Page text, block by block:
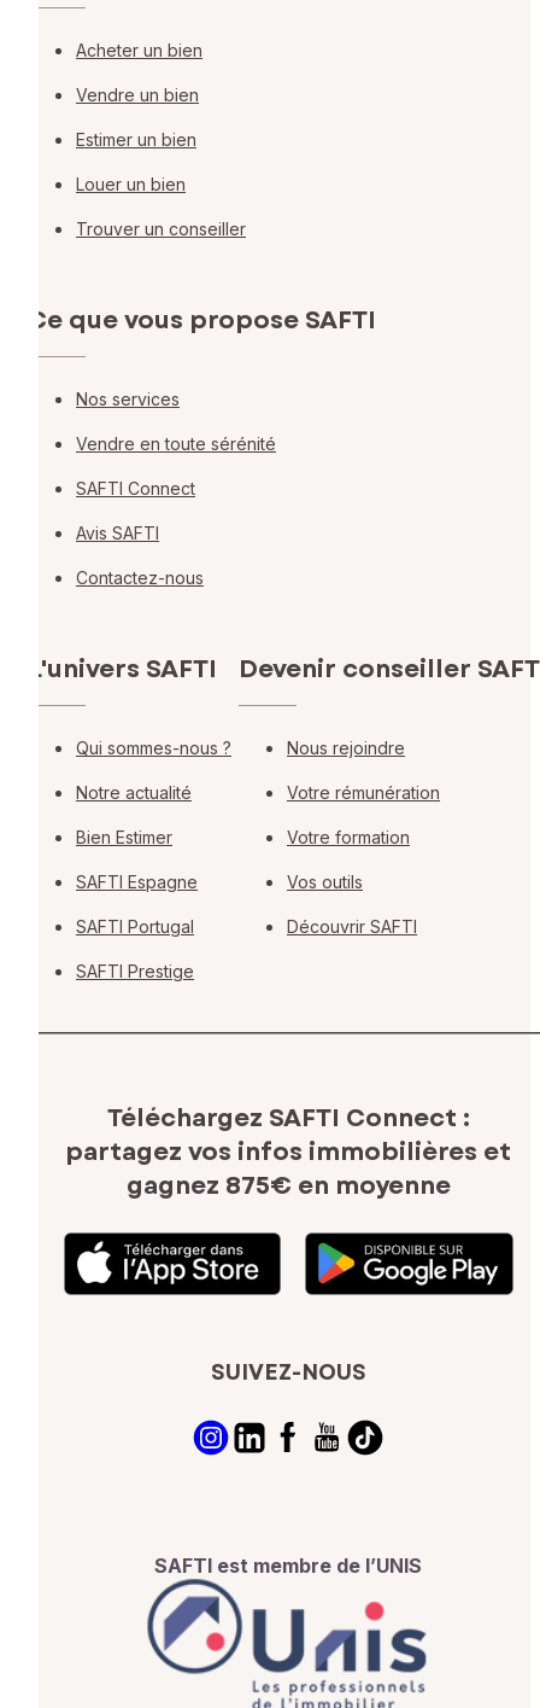
Acheter un bien
Vendre un bien
Estimer un bien
Louer un bien
Trouver un conseiller
Ce que vous propose SAFTI
Nos services
Vendre en toute sérénité
SAFTI Connect
Avis SAFTI
Contactez-nous
L'univers SAFTI
Qui sommes-nous ?
Notre actualité
Bien Estimer
SAFTI Espagne
SAFTI Portugal
SAFTI Prestige
Devenir conseiller
Nous rejoindre
Votre rémunération
Votre formation
Vos outils
Découvrir SAFTI
Téléchargez SAFTI Connect :
partagez vos infos immobilières et
gagnez 875€ en moyenne
SUIVEZ-NOUS
SAFTI est membre de l’UNIS